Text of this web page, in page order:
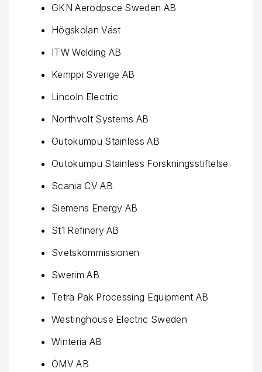
GKN Aerodpsce Sweden AB
Högskolan Väst
ITW Welding AB
Kemppi Sverige AB
Lincoln Electric
Northvolt Systems AB
Outokumpu Stainless AB
Outokumpu Stainless Forskningsstiftelse
Scania CV AB
Siemens Energy AB
St1 Refinery AB
Svetskommissionen
Swerim AB
Tetra Pak Processing Equipment AB
Westinghouse Electric Sweden
Winteria AB
ÖMV AB